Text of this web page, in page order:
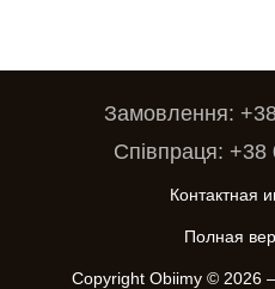
Замовлення:
Співпраця:
Контактная
Полная
Copyright Obiimy © 2026